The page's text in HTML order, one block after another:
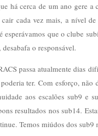
há cerca de um ano gere
cada vez mais, a nível
esperávamos que o clube
o responsável.
passa atualmente dias
ter. Com esforço, não
aos escalões sub9 e
resultados nos sub14.
Temos miúdos dos